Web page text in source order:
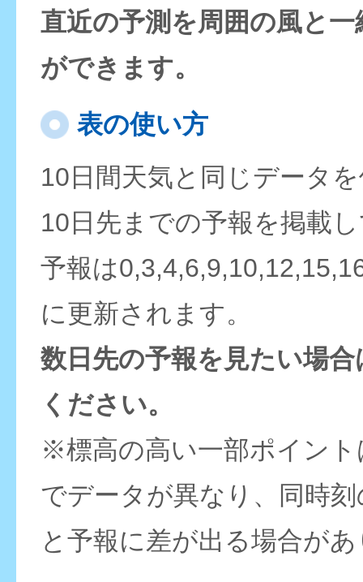
直近の予測を周囲の風と
ができます。
表の使い方
10日間天気と同じデータ
10日先までの予報を掲載
予報は
に更新されます。
数日先の予報を見たい場
ください。
※標高の高い一部ポイン
でデータが異なり、同時
と予報に差が出る場合が